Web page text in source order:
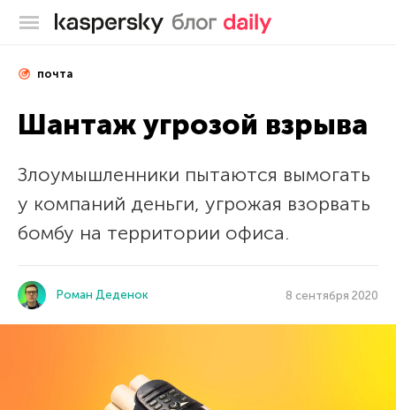
Блог Касперского
почта
Шантаж угрозой взрыва
Злоумышленники пытаются вымогать
у компаний деньги, угрожая взорвать
бомбу на территории офиса.
Роман Деденок 8 сентября 2020